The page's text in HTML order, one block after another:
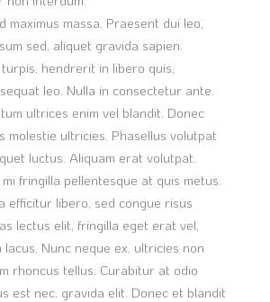
maximus massa. Praesent dui leo,
sed, aliquet gravida sapien.
hendrerit in libero quis,
leo. Nulla in consectetur ante.
ultrices enim vel blandit. Donec
molestie ultricies. Phasellus volutpat
luctus. Aliquam erat volutpat.
fringilla pellentesque at quis metus.
efficitur libero, sed congue risus
lectus elit, fringilla eget erat vel,
lacus. Nunc neque ex, ultricies non
rhoncus tellus. Curabitur at odio
est nec, gravida elit. Donec et blandit